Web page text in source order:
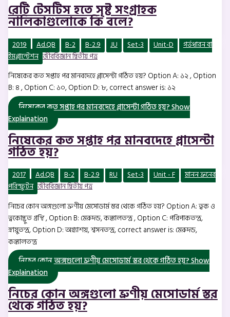
রেটি টেসটিস হতে সৃষ্ট সংগ্রাহক
নালিকাগুলোকে কি বলে?
2019 Ad.QB B-2 B-2.9 JU Set-3 Unit-D
গর্ভধারন বা
ইমপ্লান্টেশন জীববিজ্ঞান দ্বিতীয় পত্র
নিষেকের কত সপ্তাহ পর মানবদেহে প্লাসেন্টা গঠিত হয়? Option A: ১২ , Option
B: ৪ , Option C: ১০, Option D: ৮, correct answer is: ১২
নিষেকের কত সপ্তাহ পর মানবদেহে প্লাসেন্টা গঠিত হয়?Show
Explaination
নিষেকের কত সপ্তাহ পর মানবদেহে প্লাসেন্টা
গঠিত হয়?
2017 Ad.QB B-2 B-2.9 RU Set-3 Unit - F
মানন ভ্রূনের
পরিস্ফুটন জীববিজ্ঞান দ্বিতীয় পত্র
নিচের কোন অঙ্গগুলো ভ্রুণীয় মেসোডার্ম স্তর থেকে গঠিত হয়? Option A: ত্বক ও
ত্বকোদ্ভুত গ্রন্থি , Option B: মেরুদন্ড, কঙ্কালতন্ত্র , Option C: পরিপাকতন্ত্র,
স্নায়ুতন্ত্র, Option D: অগ্ন্যাশয়, শ্বসনতন্ত্র, correct answer is: মেরুদন্ড,
কঙ্কালতন্ত্র
নিচের কোন অঙ্গগুলো ভ্রুণীয় মেসোডার্ম স্তর থেকে গঠিত হয়?Show
Explaination
নিচের কোন অঙ্গগুলো ভ্রুণীয় মেসোডার্ম স্তর
থেকে গঠিত হয়?